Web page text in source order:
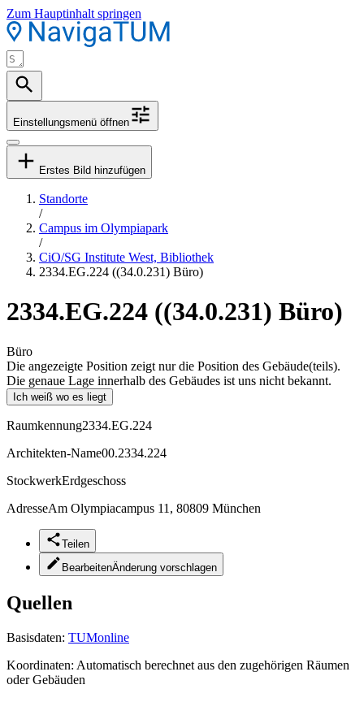
Zum Hauptinhalt springen
Einstellungsmenü öffnen
Erstes Bild hinzufügen
Standorte
/
Campus im Olympiapark
/
CiO/SG Institute West, Bibliothek
2334.EG.224 ((34.0.231) Büro)
2334.EG.224 ((34.0.231) Büro)
Büro
Die angezeigte Position zeigt nur die Position des Gebäude(teils).
Die genaue Lage innerhalb des Gebäudes ist uns nicht bekannt.
Ich weiß wo es liegt
Raumkennung2334.EG.224
Architekten-Name00.2334.224
StockwerkErdgeschoss
AdresseAm Olympiacampus 11, 80809 München
Teilen
BearbeitenÄnderung vorschlagen
Quellen
Basisdaten: TUMonline
Koordinaten: Automatisch berechnet aus den zugehörigen Räumen
oder Gebäuden